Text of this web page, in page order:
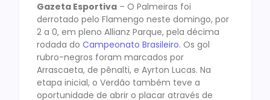
Gazeta Esportiva – O Palmeiras foi
derrotado pelo Flamengo neste domingo, por
2 a 0, em pleno Allianz Parque, pela décima
rodada do Campeonato Brasileiro. Os gol
rubro-negros foram marcados por
Arrascaeta, de pênalti, e Ayrton Lucas. Na
etapa inicial, o Verdão também teve a
oportunidade de abrir o placar através de